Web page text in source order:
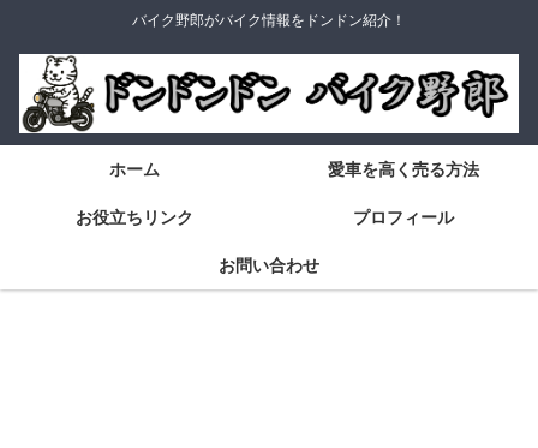
バイク野郎がバイク情報をドンドン紹介！
ホーム 愛車を高く売る方法
お役立ちリンク プロフィール
お問い合わせ